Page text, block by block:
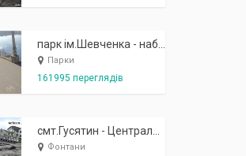
Парки
161995 переглядів
Фонтани